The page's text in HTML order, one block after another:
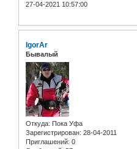
27-04-2021 10:57:00
IgorAr
Бывалый
Откуда: Пока Уфа
Зарегистрирован: 28-04-2011
Приглашений: 0